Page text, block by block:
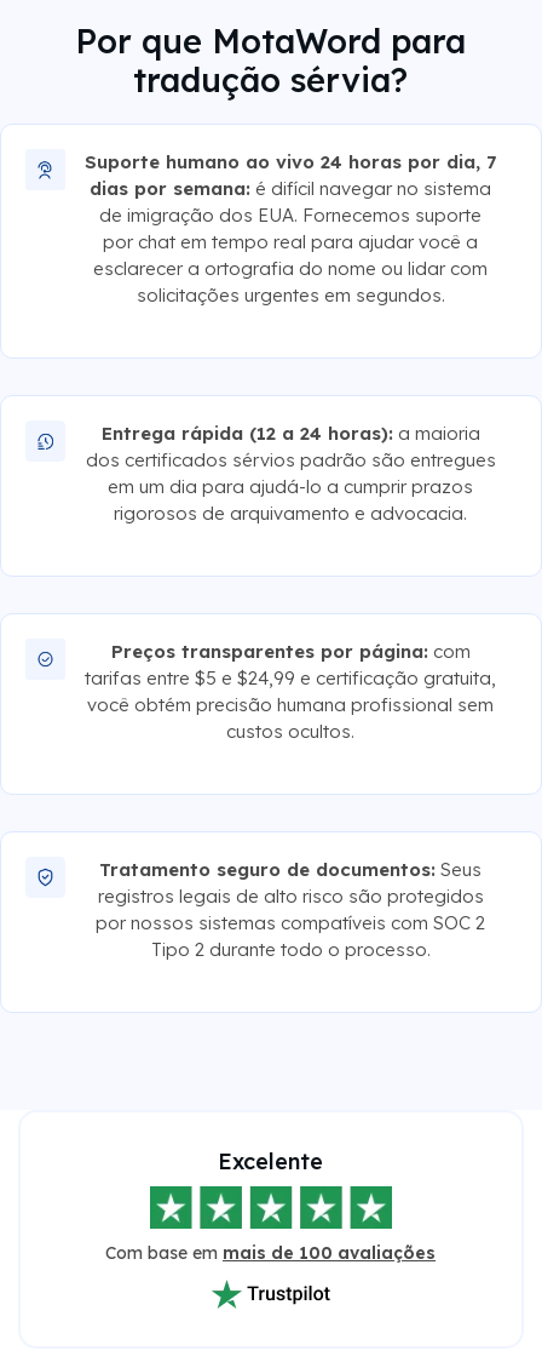
Por que MotaWord para
tradução sérvia?
Suporte humano ao vivo 24 horas por dia, 7
dias por semana: é difícil navegar no sistema
de imigração dos EUA. Fornecemos suporte
por chat em tempo real para ajudar você a
esclarecer a ortografia do nome ou lidar com
solicitações urgentes em segundos.
Entrega rápida (12 a 24 horas): a maioria
dos certificados sérvios padrão são entregues
em um dia para ajudá-lo a cumprir prazos
rigorosos de arquivamento e advocacia.
Preços transparentes por página: com
tarifas entre $5 e $24,99 e certificação gratuita,
você obtém precisão humana profissional sem
custos ocultos.
Tratamento seguro de documentos: Seus
registros legais de alto risco são protegidos
por nossos sistemas compatíveis com SOC 2
Tipo 2 durante todo o processo.
Excelente
Com base em mais de 100 avaliações